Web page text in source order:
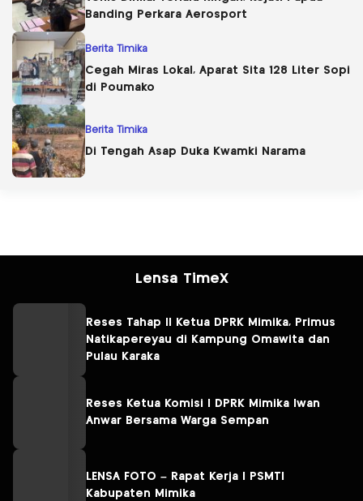
Banding Perkara Aerosport
Berita Timika
Cegah Miras Lokal, Aparat Sita 128 Liter Sopi
di Poumako
Berita Timika
Di Tengah Asap Duka Kwamki Narama
Lensa TimeX
Reses Tahap II Ketua DPRK Mimika, Primus
Natikapereyau di Kampung Omawita dan
Pulau Karaka
Reses Ketua Komisi I DPRK Mimika Iwan
Anwar Bersama Warga Sempan
LENSA FOTO – Rapat Kerja I PSMTI
Kabupaten Mimika